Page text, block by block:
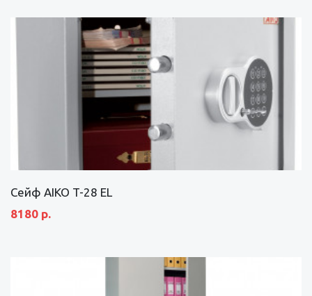
Сейф AIKO T-28 EL
8180 р.